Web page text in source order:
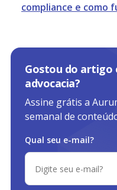
compliance e como
Gostou do artigo
advocacia?
Assine grátis a
semanal de
Qual seu e-mail?